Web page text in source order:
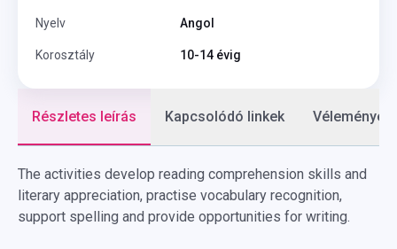
Nyelv Angol
Korosztály 10-14 évig
Részletes leírás Kapcsolódó linkek Vélemények
The activities develop reading comprehension skills and
literary appreciation, practise vocabulary recognition,
support spelling and provide opportunities for writing.